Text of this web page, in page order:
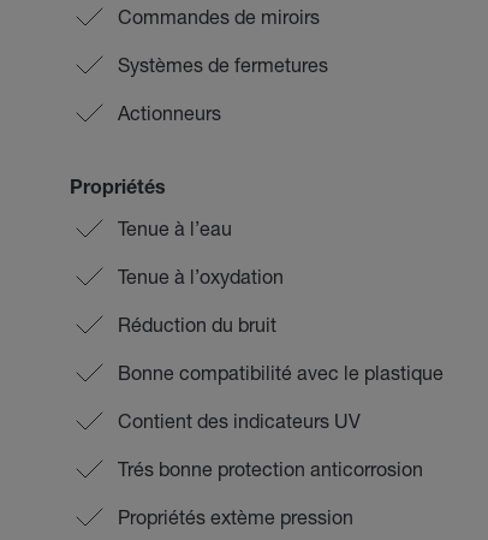
Commandes de miroirs
Systèmes de fermetures
Actionneurs
Propriétés
Tenue à l’eau
Tenue à l’oxydation
Réduction du bruit
Bonne compatibilité avec le plastique
Contient des indicateurs UV
Trés bonne protection anticorrosion
Propriétés extème pression